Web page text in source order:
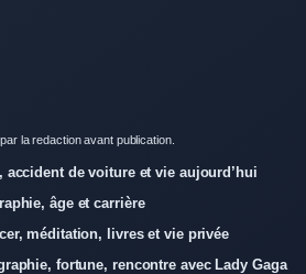
la redaction avant publication.
accident de voiture et vie aujourd’hui
âge et carrière
méditation, livres et vie privée
fortune, rencontre avec Lady Gaga